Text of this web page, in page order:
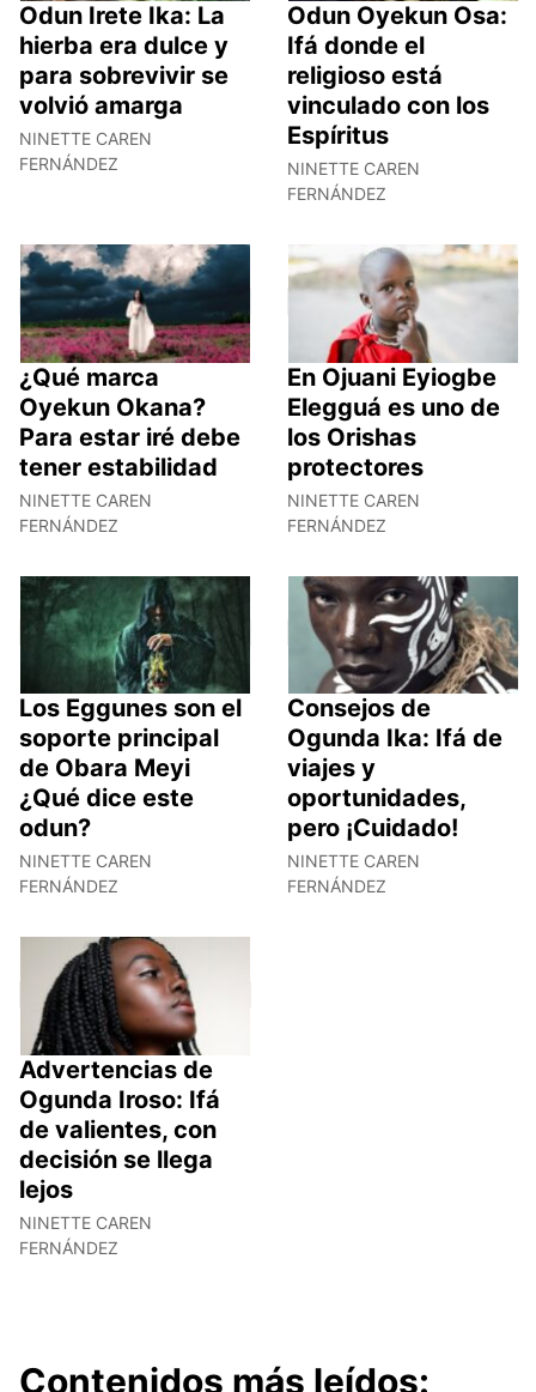
Odun Irete Ika: La
hierba era dulce y
para sobrevivir se
volvió amarga
NINETTE CAREN
FERNÁNDEZ
Odun Oyekun Osa:
Ifá donde el
religioso está
vinculado con los
Espíritus
NINETTE CAREN
FERNÁNDEZ
¿Qué marca
Oyekun Okana?
Para estar iré debe
tener estabilidad
NINETTE CAREN
FERNÁNDEZ
En Ojuani Eyiogbe
Elegguá es uno de
los Orishas
protectores
NINETTE CAREN
FERNÁNDEZ
Los Eggunes son el
soporte principal
de Obara Meyi
¿Qué dice este
odun?
NINETTE CAREN
FERNÁNDEZ
Consejos de
Ogunda Ika: Ifá de
viajes y
oportunidades,
pero ¡Cuidado!
NINETTE CAREN
FERNÁNDEZ
Advertencias de
Ogunda Iroso: Ifá
de valientes, con
decisión se llega
lejos
NINETTE CAREN
FERNÁNDEZ
Contenidos más leídos: